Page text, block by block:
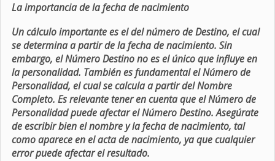
La importancia de la fecha de nacimiento
Un cálculo importante es el del número de Destino, el cual
se determina a partir de la fecha de nacimiento. Sin
embargo, el Número Destino no es el único que influye en
la personalidad. También es fundamental el Número de
Personalidad, el cual se calcula a partir del Nombre
Completo. Es relevante tener en cuenta que el Número de
Personalidad puede afectar el Número Destino. Asegúrate
de escribir bien el nombre y la fecha de nacimiento, tal
como aparece en el acta de nacimiento, ya que cualquier
error puede afectar el resultado.